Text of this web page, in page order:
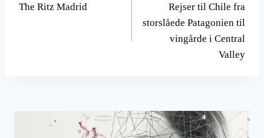
The Ritz Madrid
Rejser til Chile fra
storslåede Patagonien til
vingårde i Central
Valley